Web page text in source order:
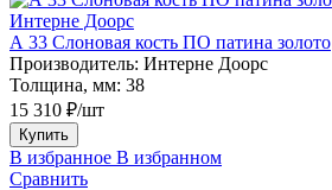
Интерне Доорс
А 33 Слоновая кость ПО патина золото
Производитель: Интерне Доорс
Толщина, мм: 38
15 310 ₽/шт
Купить
В избранное В избранном
Сравнить